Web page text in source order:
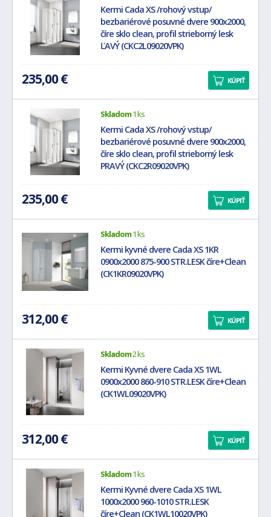
Kermi Cada XS /rohový vstup/
bezbariérové posuvné dvere 900x2000,
číre sklo clean, profil strieborný lesk
ĽAVÝ (CKC2L09020VPK)
235,00 € KÚPIŤ
Skladom1 ks
Kermi Cada XS /rohový vstup/
bezbariérové posuvné dvere 900x2000,
číre sklo clean, profil strieborný lesk
PRAVÝ (CKC2R09020VPK)
235,00 € KÚPIŤ
Skladom1 ks
Kermi kyvné dvere Cada XS 1KR
0900x2000 875-900 STR.LESK číre+Clean
(CK1KR09020VPK)
312,00 € KÚPIŤ
Skladom2 ks
Kermi Kyvné dvere Cada XS 1WL
0900x2000 860-910 STR.LESK číre+Clean
(CK1WL09020VPK)
312,00 € KÚPIŤ
Skladom1 ks
Kermi Kyvné dvere Cada XS 1WL
1000x2000 960-1010 STR.LESK
číre+Clean (CK1WL10020VPK)